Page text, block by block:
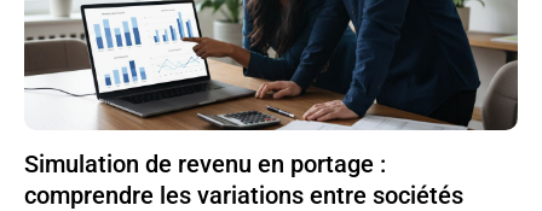
Simulation de revenu en portage :
comprendre les variations entre sociétés